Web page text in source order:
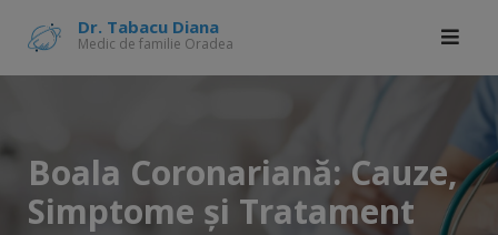
content
Dr. Tabacu Diana
Medic de familie Oradea
Boala Coronariană: Cauze,
Simptome și Tratament